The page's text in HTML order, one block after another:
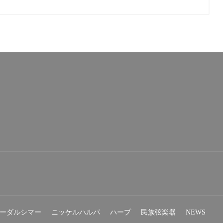
ダルシマー ニッケルハルパ ハープ 民族弦楽器 NEWS